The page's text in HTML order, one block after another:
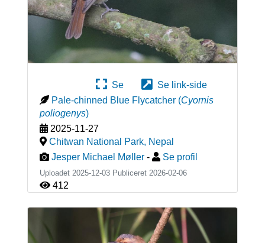
Se
Se link-side
Pale-chinned Blue Flycatcher (Cyornis
poliogenys)
2025-11-27
Chitwan National Park, Nepal
Jesper Michael Møller - Se profil
Uploadet 2025-12-03 Publiceret 2026-02-06
412